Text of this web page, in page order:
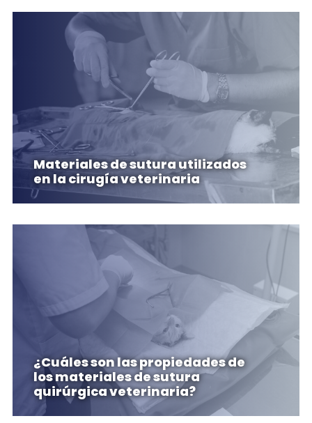
Materiales de sutura utilizados
en la cirugía veterinaria
¿Cuáles son las propiedades de
los materiales de sutura
quirúrgica veterinaria?